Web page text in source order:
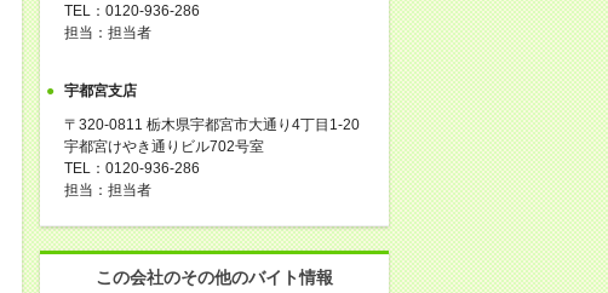
TEL：0120-936-286
担当：担当者
宇都宮支店
〒320-0811 栃木県宇都宮市大通り4丁目1-20
宇都宮けやき通りビル702号室
TEL：0120-936-286
担当：担当者
この会社のその他のバイト情報